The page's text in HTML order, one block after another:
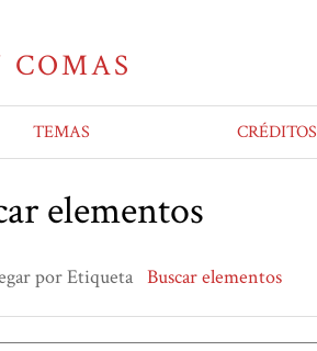
TEMAS CRÉDITOS
elementos
por Etiqueta Buscar elementos